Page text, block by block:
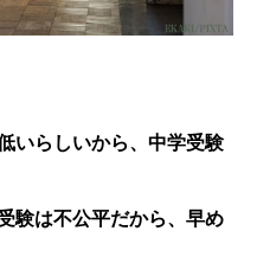
いらしいから、中学受験
験は不公平だから、早め